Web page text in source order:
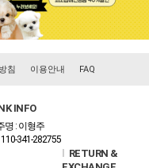
침 이용안내 FAQ
INFO
명 : 이형주
341-282755
l RETURN &